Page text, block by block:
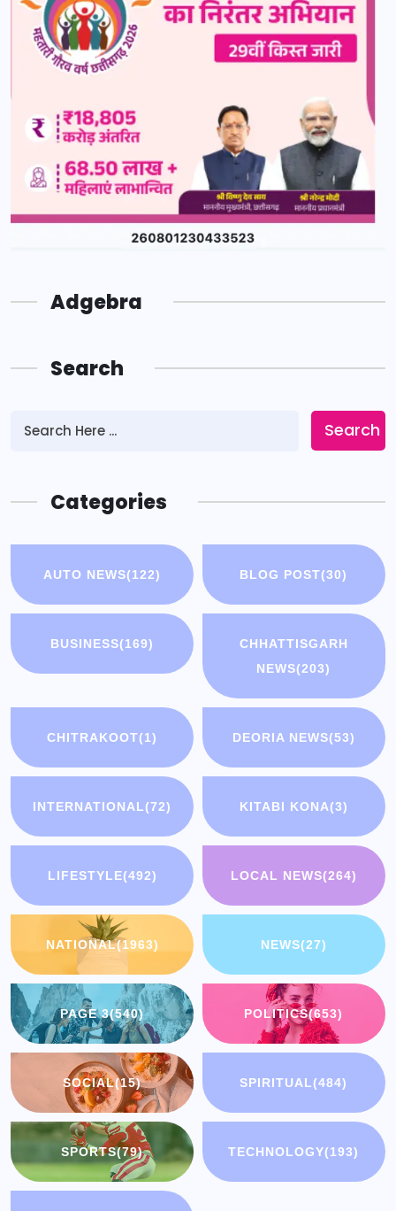
Adgebra
Search
Search
Categories
AUTO NEWS(122) BLOG POST(30)
BUSINESS(169)
CHHATTISGARH
NEWS(203)
CHITRAKOOT(1) DEORIA NEWS(53)
INTERNATIONAL(72) KITABI KONA(3)
LIFESTYLE(492) LOCAL NEWS(264)
NATIONAL(1963) NEWS(27)
PAGE 3(540) POLITICS(653)
SOCIAL(15) SPIRITUAL(484)
SPORTS(79) TECHNOLOGY(193)